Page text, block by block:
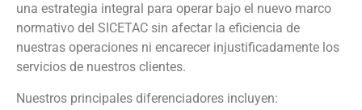
una estrategia integral para operar bajo el nuevo marco
normativo del SICETAC sin afectar la eficiencia de
nuestras operaciones ni encarecer injustificadamente los
servicios de nuestros clientes.
Nuestros principales diferenciadores incluyen: